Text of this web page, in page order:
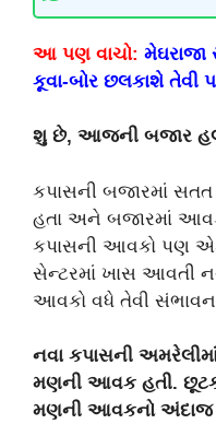
આ પણ વાચો: મેઘરાજા
કૂવા-બોર છલકાશે તેવી
શુ છે, આજની બજાર
કપાસની બજારમાં
હતા અને બજારમાં
કપાસની આવકો પણ
સેન્ટરમાં ખાસ આવતી
આવકો વધે તેવી
નવા કપાસની
મણની આવક હતી.
મણની આવકનો અંદાજ